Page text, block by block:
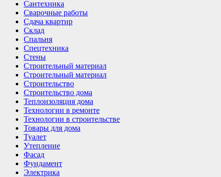
Сантехника
Сварочные работы
Сдача квартир
Склад
Спальня
Спецтехника
Стены
Строительный материал
Строительный материал
Строительство
Строительство дома
Теплоизоляция дома
Технологии в ремонте
Технологии в строительстве
Товары для дома
Туалет
Утепление
Фасад
Фундамент
Электрика